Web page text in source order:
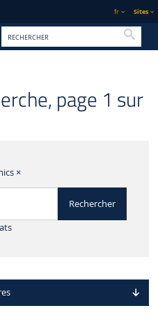
fr Sites
page 1 sur
×
Rechercher
Accéder aux résultats